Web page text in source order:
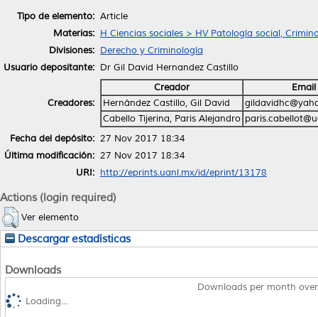
Tipo de elemento: Article
Materias: H Ciencias sociales > HV Patología social,
Divisiones: Derecho y Criminología
Usuario depositante: Dr Gil David Hernandez Castillo
Creadores:
Creador
Email
Hernández Castillo, Gil David
Cabello Tijerina, Paris Alejandro
Fecha del depósito: 27 Nov 2017 18:34
Última modificación: 27 Nov 2017 18:34
URI: http://eprints.uanl.mx/id/eprint/13178
Actions (login required)
Ver elemento
Descargar estadísticas
Downloads
Downloads per month
Loading...